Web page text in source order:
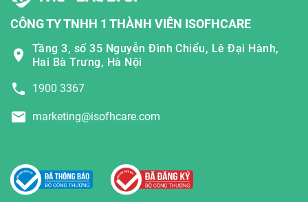
CÔNG TY TNHH 1 THÀNH VIÊN ISOFHCARE
Tầng 3, số 35 Nguyễn Đình Chiểu, Lê Đại Hành,
Hai Bà Trưng, Hà Nội
1900 3367
marketing@isofhcare.com